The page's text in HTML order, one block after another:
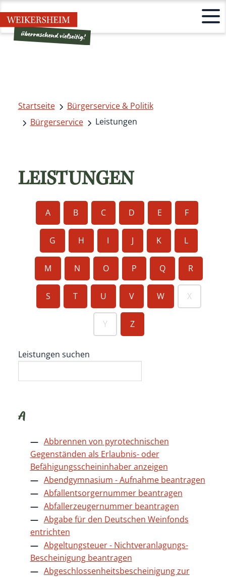
Startseite
Bürgerservice & Politik
Bürgerservice
Leistungen
LEISTUNGEN
A B C D E F
G H I J K L
M N O P Q R
S T U V W X
Y Z
Leistungen suchen
A
Abbrennen von pyrotechnischen
Gegenständen als Erlaubnis- oder
Befähigungsscheininhaber anzeigen
Abendgymnasium - Aufnahme beantragen
Abfallentsorgernummer beantragen
Abfallerzeugernummer beantragen
Abgabe für den Deutschen Weinfonds
entrichten
Abgeltungsteuer - Nichtveranlagungs-
Bescheinigung beantragen
Abgeschlossenheitsbescheinigung zur